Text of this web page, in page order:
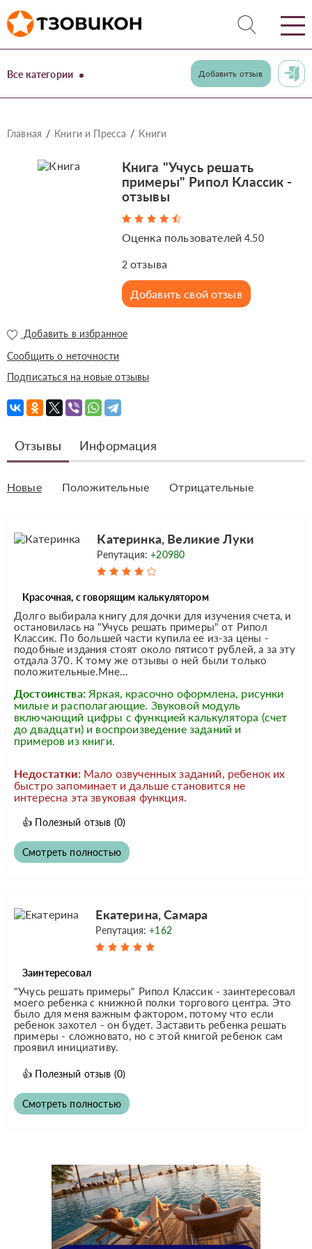
Все категории Добавить отзыв
Главная Книги и Пресса Книги
Книга "Учусь решать
примеры" Рипол Классик -
отзывы
Оценка пользователей4.50
2 отзыва
Добавить свой отзыв
Добавить в избранное
Сообщить о неточности
Подписаться на новые отзывы
Отзывы Информация
Новые Положительные Отрицательные
Катеринка, Великие Луки
Репутация:+20980
Красочная, с говорящим калькулятором
Долго выбирала книгу для дочки для изучения счета, и
остановилась на "Учусь решать примеры" от Рипол
Классик. По большей части купила ее из-за цены -
подобные издания стоят около пятисот рублей, а за эту
отдала 370. К тому же отзывы о ней были только
положительные.Мне...
Достоинства: Яркая, красочно оформлена, рисунки
милые и располагающие. Звуковой модуль
включающий цифры с функцией калькулятора (счет
до двадцати) и воспроизведение заданий и
примеров из книги.
Недостатки: Мало озвученных заданий, ребенок их
быстро запоминает и дальше становится не
интересна эта звуковая функция.
👍 Полезный отзыв (0)
Смотреть полностью
Екатерина, Самара
Репутация:+162
Заинтересовал
"Учусь решать примеры" Рипол Классик - заинтересовал
моего ребенка с книжной полки торгового центра. Это
было для меня важным фактором, потому что если
ребенок захотел - он будет. Заставить ребенка решать
примеры - сложновато, но с этой книгой ребенок сам
проявил инициативу.
👍 Полезный отзыв (0)
Смотреть полностью